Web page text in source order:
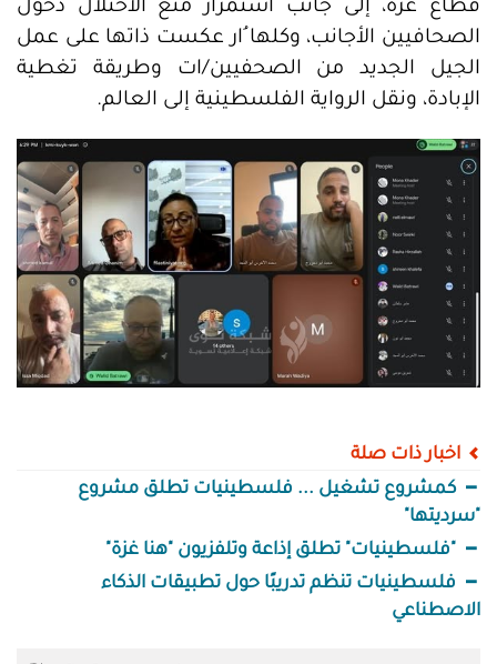
قطاع غزة، إلى جانب استمرار منع الاحتلال دخول
الصحافيين الأجانب، وكلها ُار عكست ذاتها على عمل
الجيل الجديد من الصحفيين/ات وطريقة تغطية
الإبادة، ونقل الرواية الفلسطينية إلى العالم.
اخبار ذات صلة
كمشروع تشغيل ... فلسطينيات تطلق مشروع
"سرديتها"
"فلسطينيات" تطلق إذاعة وتلفزيون "هنا غزة"
فلسطينيات تنظم تدريبًا حول تطبيقات الذكاء
الاصطناعي